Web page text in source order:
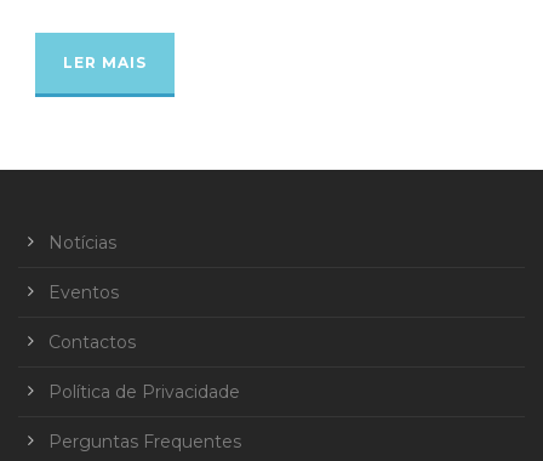
LER MAIS
Notícias
Eventos
Contactos
Política de Privacidade
Perguntas Frequentes